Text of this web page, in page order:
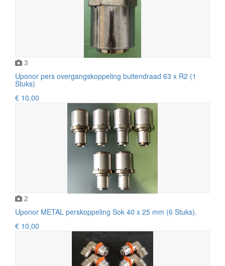
3
Uponor pers overgangskoppeling buitendraad 63 x R2 (1
Stuks)
€ 10,00
2
Uponor METAL perskoppeling Sok 40 x 25 mm (6 Stuks).
€ 10,00